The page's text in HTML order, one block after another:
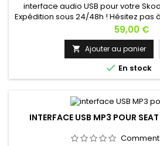
interface audio USB pour votre
Expédition sous 24/48h ! Hésitez pas
avez une
Prix
59,00 €
 Ajouter au panier
 En stock
INTERFACE USB MP3 POUR